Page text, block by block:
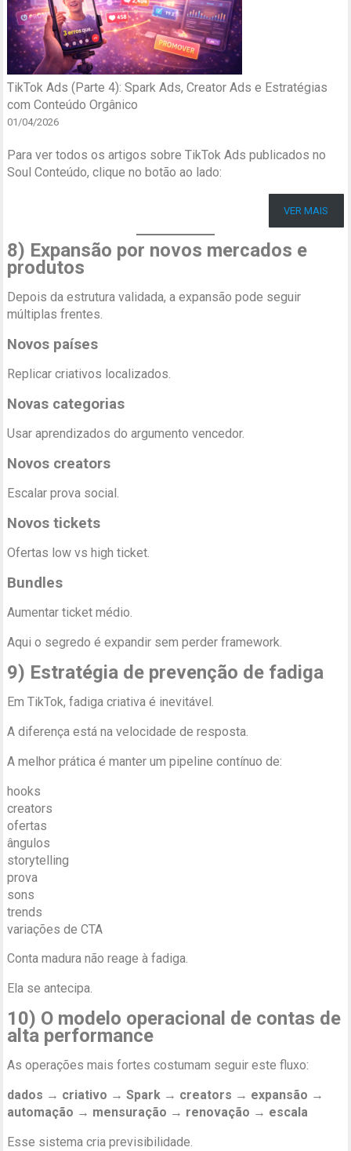
TikTok Ads (Parte 4): Spark Ads, Creator Ads e Estratégias
com Conteúdo Orgânico
01/04/2026
Para ver todos os artigos sobre TikTok Ads publicados no
Soul Conteúdo, clique no botão ao lado:
VER MAIS
8) Expansão por novos mercados e
produtos
Depois da estrutura validada, a expansão pode seguir
múltiplas frentes.
Novos países
Replicar criativos localizados.
Novas categorias
Usar aprendizados do argumento vencedor.
Novos creators
Escalar prova social.
Novos tickets
Ofertas low vs high ticket.
Bundles
Aumentar ticket médio.
Aqui o segredo é expandir sem perder framework.
9) Estratégia de prevenção de fadiga
Em TikTok, fadiga criativa é inevitável.
A diferença está na velocidade de resposta.
A melhor prática é manter um pipeline contínuo de:
hooks
creators
ofertas
ângulos
storytelling
prova
sons
trends
variações de CTA
Conta madura não reage à fadiga.
Ela se antecipa.
10) O modelo operacional de contas de
alta performance
As operações mais fortes costumam seguir este fluxo:
dados → criativo → Spark → creators → expansão →
automação → mensuração → renovação → escala
Esse sistema cria previsibilidade.